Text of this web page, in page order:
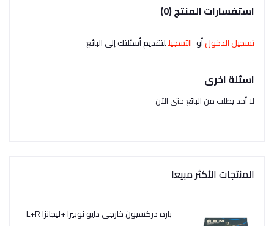
استفسارات المنتج (0)
تسجيل الدخولأو التسجيللتقديم أسئلتك إلى البائع
اسئلة اخرى
لا أحد يطلب من البائع حتى الآن
المنتجات الأكثر مبيعا
باره دركسيون خارجى دايو نوبيرا +ليجانزا L+R